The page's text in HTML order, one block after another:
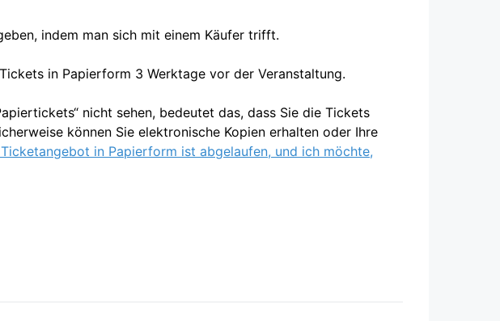
indem man sich mit einem Käufer trifft.
in Papierform 3 Werktage vor der Veranstaltung.
nicht sehen, bedeutet das, dass Sie die Tickets
können Sie elektronische Kopien erhalten oder Ihre
in Papierform ist abgelaufen, und ich möchte,